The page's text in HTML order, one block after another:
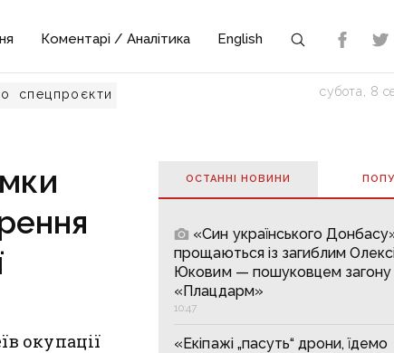
Коментарі / Аналітика English
спецпроєкти субота, 8
окупації
ОСТАННІ НОВИНИ
«Син українського
прощаються із загиблим
Юковим — пошуковцем загону
«Плацдарм»
10:47
«Екіпажі „пасуть“ дрони, їдемо